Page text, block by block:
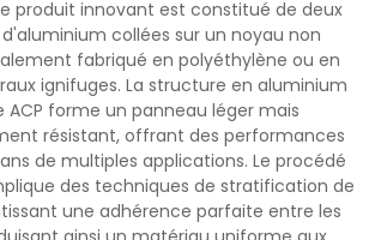
produit innovant est constitué de deux
collées sur un noyau non
fabriqué en polyéthylène ou en
ignifuges. La structure en aluminium
ACP forme un panneau léger mais
résistant, offrant des performances
de multiples applications. Le procédé
des techniques de stratification de
une adhérence parfaite entre les